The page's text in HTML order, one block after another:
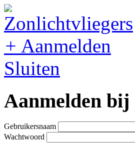
+ Aanmelden
Sluiten
Aanmelden
Gebruikersnaam
Wachtwoord